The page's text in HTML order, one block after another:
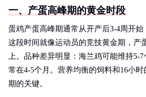
一、产蛋高峰期的黄金时段
蛋鸡产蛋高峰期通常从开产后3-4周开始
这段时间就像运动员的竞技黄金期，产
上。品种差异明显：海兰鸡可能维持5-
常在4-5个月。营养均衡的饲料和16小
期的关键。